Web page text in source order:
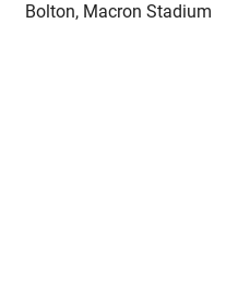
Bolton, Macron Stadium